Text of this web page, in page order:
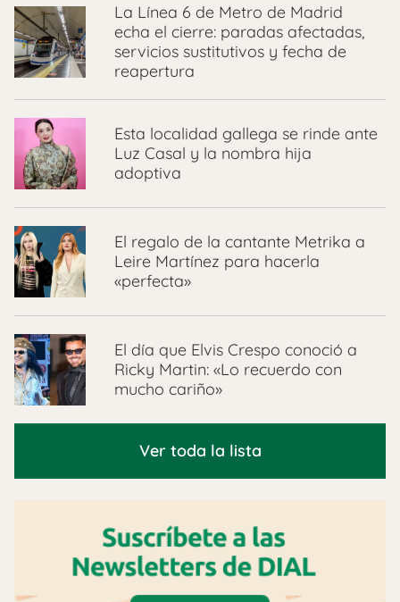
La Línea 6 de Metro de Madrid
echa el cierre: paradas afectadas,
servicios sustitutivos y fecha de
reapertura
Esta localidad gallega se rinde ante
Luz Casal y la nombra hija
adoptiva
El regalo de la cantante Metrika a
Leire Martínez para hacerla
«perfecta»
El día que Elvis Crespo conoció a
Ricky Martin: «Lo recuerdo con
mucho cariño»
Ver toda la lista